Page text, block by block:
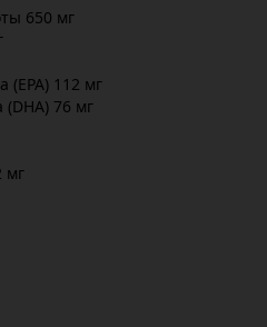
650 мг
(EPA) 112 мг
(DHA) 76 мг
мг